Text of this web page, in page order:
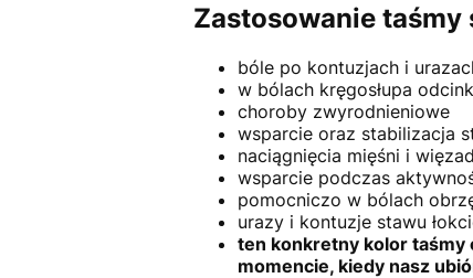
Zastosowanie
bóle po kontuzjach i
w bólach kręgosłupa
choroby zwyrodnieniowe
wsparcie oraz stabilizacja
naciągnięcia mięśni i
wsparcie podczas
pomocniczo w bólach
urazy i kontuzje stawu
ten konkretny kolor taśmy
momencie, kiedy nasz